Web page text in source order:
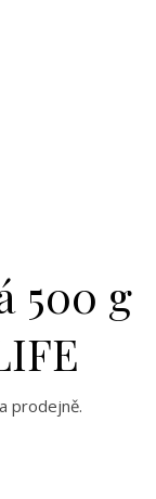
500 g
prodejně.